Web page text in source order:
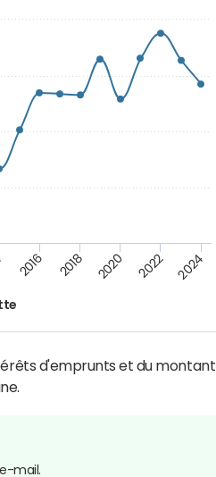
2016 2018 2020 2022 2024
d'emprunts et du montant
mail.